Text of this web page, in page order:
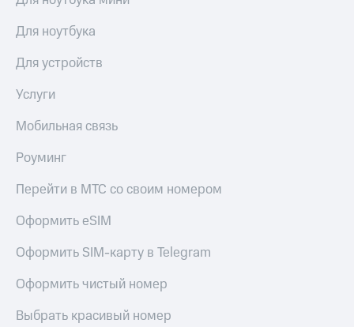
Для ноутбука
Для устройств
Услуги
Мобильная связь
Роуминг
Перейти в МТС со своим номером
Оформить eSIM
Оформить SIM-карту в Telegram
Оформить чистый номер
Выбрать красивый номер